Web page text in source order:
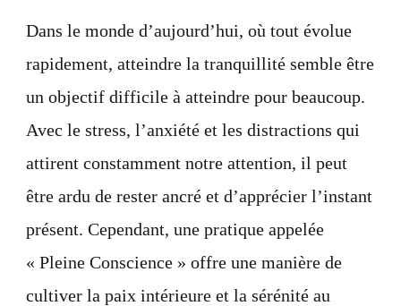
Dans le monde d’aujourd’hui, où tout évolue
rapidement, atteindre la tranquillité semble être
un objectif difficile à atteindre pour beaucoup.
Avec le stress, l’anxiété et les distractions qui
attirent constamment notre attention, il peut
être ardu de rester ancré et d’apprécier l’instant
présent. Cependant, une pratique appelée
« Pleine Conscience » offre une manière de
cultiver la paix intérieure et la sérénité au